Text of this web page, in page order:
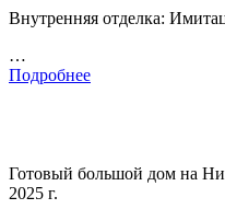
Внутренняя отделка:
…
Подробнее
Готовый большой дом на
2025 г.